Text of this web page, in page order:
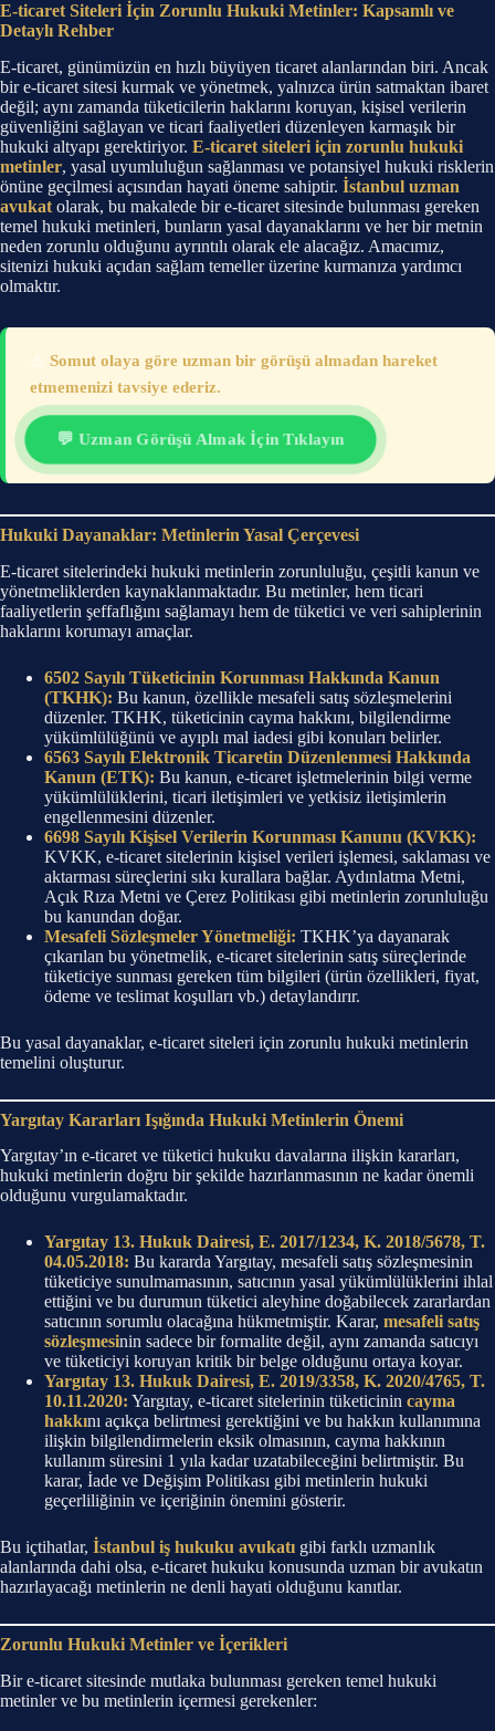
E-ticaret Siteleri İçin Zorunlu Hukuki Metinler: Kapsamlı ve
Detaylı Rehber
E-ticaret, günümüzün en hızlı büyüyen ticaret alanlarından biri. Ancak
bir e-ticaret sitesi kurmak ve yönetmek, yalnızca ürün satmaktan ibaret
değil; aynı zamanda tüketicilerin haklarını koruyan, kişisel verilerin
güvenliğini sağlayan ve ticari faaliyetleri düzenleyen karmaşık bir
hukuki altyapı gerektiriyor. E-ticaret siteleri için zorunlu hukuki
metinler, yasal uyumluluğun sağlanması ve potansiyel hukuki risklerin
önüne geçilmesi açısından hayati öneme sahiptir. İstanbul uzman
avukat olarak, bu makalede bir e-ticaret sitesinde bulunması gereken
temel hukuki metinleri, bunların yasal dayanaklarını ve her bir metnin
neden zorunlu olduğunu ayrıntılı olarak ele alacağız. Amacımız,
sitenizi hukuki açıdan sağlam temeller üzerine kurmanıza yardımcı
olmaktır.
Somut olaya göre uzman bir görüşü almadan hareket
etmemenizi tavsiye ederiz.
💬 Uzman Görüşü Almak İçin Tıklayın
Hukuki Dayanaklar: Metinlerin Yasal Çerçevesi
E-ticaret sitelerindeki hukuki metinlerin zorunluluğu, çeşitli kanun ve
yönetmeliklerden kaynaklanmaktadır. Bu metinler, hem ticari
faaliyetlerin şeffaflığını sağlamayı hem de tüketici ve veri sahiplerinin
haklarını korumayı amaçlar.
6502 Sayılı Tüketicinin Korunması Hakkında Kanun
(TKHK): Bu kanun, özellikle mesafeli satış sözleşmelerini
düzenler. TKHK, tüketicinin cayma hakkını, bilgilendirme
yükümlülüğünü ve ayıplı mal iadesi gibi konuları belirler.
6563 Sayılı Elektronik Ticaretin Düzenlenmesi Hakkında
Kanun (ETK): Bu kanun, e-ticaret işletmelerinin bilgi verme
yükümlülüklerini, ticari iletişimleri ve yetkisiz iletişimlerin
engellenmesini düzenler.
6698 Sayılı Kişisel Verilerin Korunması Kanunu (KVKK):
KVKK, e-ticaret sitelerinin kişisel verileri işlemesi, saklaması ve
aktarması süreçlerini sıkı kurallara bağlar. Aydınlatma Metni,
Açık Rıza Metni ve Çerez Politikası gibi metinlerin zorunluluğu
bu kanundan doğar.
Mesafeli Sözleşmeler Yönetmeliği: TKHK’ya dayanarak
çıkarılan bu yönetmelik, e-ticaret sitelerinin satış süreçlerinde
tüketiciye sunması gereken tüm bilgileri (ürün özellikleri, fiyat,
ödeme ve teslimat koşulları vb.) detaylandırır.
Bu yasal dayanaklar, e-ticaret siteleri için zorunlu hukuki metinlerin
temelini oluşturur.
Yargıtay Kararları Işığında Hukuki Metinlerin Önemi
Yargıtay’ın e-ticaret ve tüketici hukuku davalarına ilişkin kararları,
hukuki metinlerin doğru bir şekilde hazırlanmasının ne kadar önemli
olduğunu vurgulamaktadır.
Yargıtay 13. Hukuk Dairesi, E. 2017/1234, K. 2018/5678, T.
04.05.2018: Bu kararda Yargıtay, mesafeli satış sözleşmesinin
tüketiciye sunulmamasının, satıcının yasal yükümlülüklerini ihlal
ettiğini ve bu durumun tüketici aleyhine doğabilecek zararlardan
satıcının sorumlu olacağına hükmetmiştir. Karar, mesafeli satış
sözleşmesinin sadece bir formalite değil, aynı zamanda satıcıyı
ve tüketiciyi koruyan kritik bir belge olduğunu ortaya koyar.
Yargıtay 13. Hukuk Dairesi, E. 2019/3358, K. 2020/4765, T.
10.11.2020: Yargıtay, e-ticaret sitelerinin tüketicinin cayma
hakkını açıkça belirtmesi gerektiğini ve bu hakkın kullanımına
ilişkin bilgilendirmelerin eksik olmasının, cayma hakkının
kullanım süresini 1 yıla kadar uzatabileceğini belirtmiştir. Bu
karar, İade ve Değişim Politikası gibi metinlerin hukuki
geçerliliğinin ve içeriğinin önemini gösterir.
Bu içtihatlar, İstanbul iş hukuku avukatı gibi farklı uzmanlık
alanlarında dahi olsa, e-ticaret hukuku konusunda uzman bir avukatın
hazırlayacağı metinlerin ne denli hayati olduğunu kanıtlar.
Zorunlu Hukuki Metinler ve İçerikleri
Bir e-ticaret sitesinde mutlaka bulunması gereken temel hukuki
metinler ve bu metinlerin içermesi gerekenler: